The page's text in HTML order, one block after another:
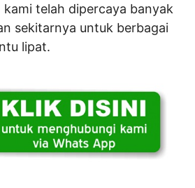
telah dipercaya banyak
sekitarnya untuk berbagai
lipat.